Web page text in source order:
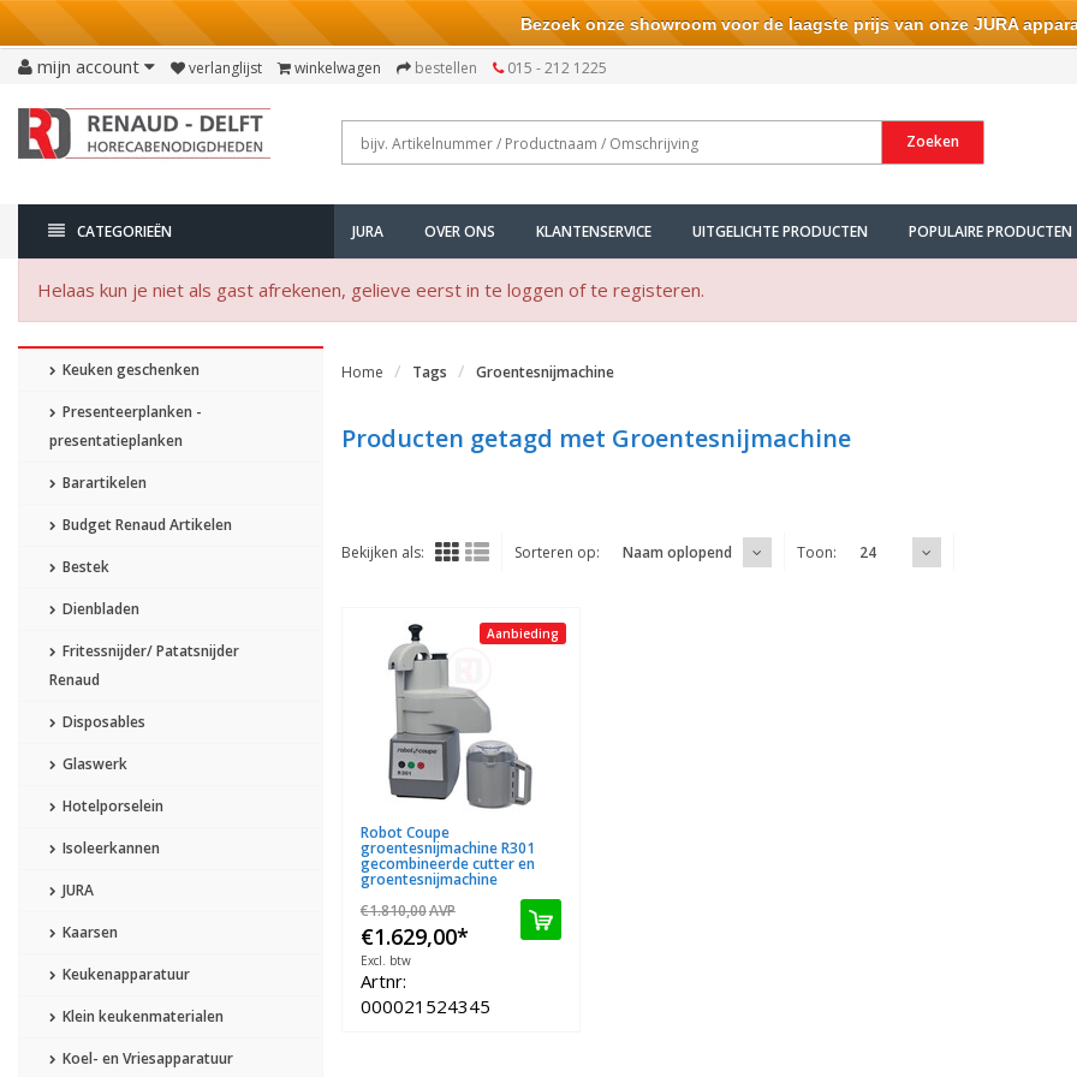
mijn account verlanglijst winkelwagen bestellen 015 - 212 1225
Zoeken
CATEGORIEËN JURA OVER ONS KLANTENSERVICE UITGELICHTE PRODUCTEN POPULAIRE PRODUCTEN
Helaas kun je niet als gast afrekenen, gelieve eerst in te loggen of te registeren.
Keuken geschenken
Presenteerplanken -
presentatieplanken
Barartikelen
Budget Renaud Artikelen
Bestek
Dienbladen
Fritessnijder/ Patatsnijder
Renaud
Disposables
Glaswerk
Hotelporselein
Isoleerkannen
JURA
Kaarsen
Keukenapparatuur
Klein keukenmaterialen
Koel- en Vriesapparatuur
Home Tags Groentesnijmachine
Producten getagd met Groentesnijmachine
Bekijken als: Sorteren op: Naam oplopend Toon: 24
Aanbieding
Robot Coupe
groentesnijmachine R301
gecombineerde cutter en
groentesnijmachine
€1.810,00AVP
€1.629,00*
Excl. btw
Artnr:
000021524345
Bezoek onze showroom voor de laagste prijs van onze JURA